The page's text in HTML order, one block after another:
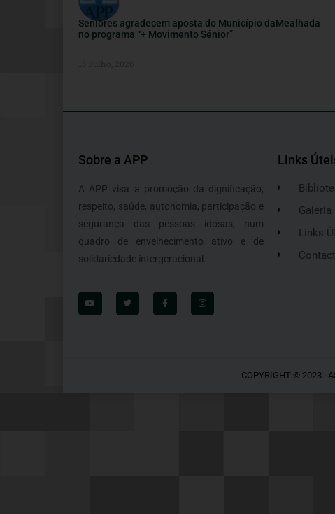
Seniores agradecem aposta do Município daMealhada
no programa “+ Movimento Sénior”
Sobre a APP
A APP visa a promoção da dignificação,
respeito, saúde, autonomia, participação e
segurança das pessoas idosas, num
quadro de envelhecimento ativo e de
solidariedade intergeracional.
Links
Galeria
Links
COPYRIGHT © 2023 ·